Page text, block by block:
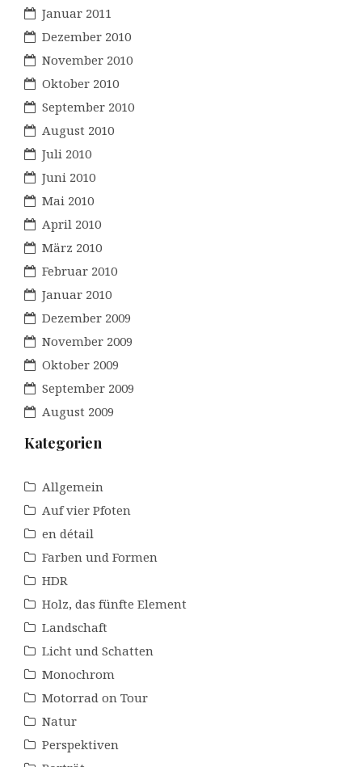
Januar 2011
Dezember 2010
November 2010
Oktober 2010
September 2010
August 2010
Juli 2010
Juni 2010
Mai 2010
April 2010
März 2010
Februar 2010
Januar 2010
Dezember 2009
November 2009
Oktober 2009
September 2009
August 2009
Kategorien
Allgemein
Auf vier Pfoten
en détail
Farben und Formen
HDR
Holz, das fünfte Element
Landschaft
Licht und Schatten
Monochrom
Motorrad on Tour
Natur
Perspektiven